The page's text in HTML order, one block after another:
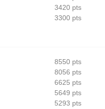
3420 pts
3300 pts
8550 pts
8056 pts
6625 pts
5649 pts
5293 pts